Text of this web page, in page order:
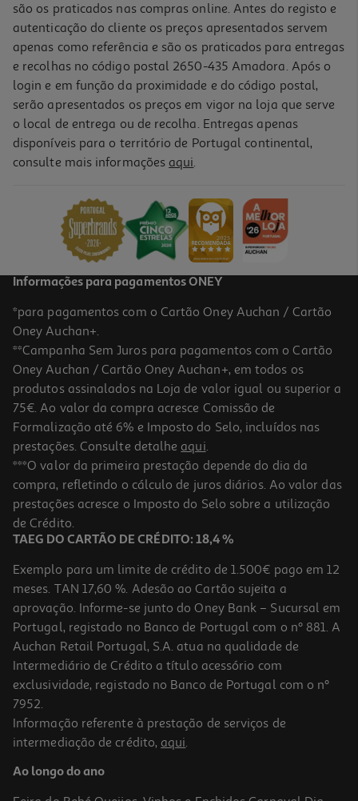
são os praticados nas compras online. Antes do registo e
autenticação do cliente os preços apresentados servem
apenas como referência e são os praticados para entregas
e recolhas no código postal 2650-435 Amadora. Após o
login e em função da proximidade e do código postal,
serão apresentados os preços em vigor na loja que serve
o local de entrega ou de recolha. Entregas apenas
disponíveis para o território de Portugal continental,
consulte mais informações aqui.
Informações para pagamentos ONEY
*para pagamentos com o Cartão Oney Auchan / Cartão
Oney Auchan+.
**Campanha Sem Juros para pagamentos com o Cartão
Oney Auchan / Cartão Oney Auchan+, em todos os
produtos assinalados na Loja de valor igual ou superior a
75€. Ao valor da compra acresce Comissão de
Formalização até 6% e Imposto do Selo, incluídos nas
prestações. Consulte detalhe aqui.
***O valor da primeira prestação depende do dia da
compra, refletindo o cálculo de juros diários. Ao valor das
prestações acresce o Imposto do Selo sobre a utilização
de Crédito.
TAEG DO CARTÃO DE CRÉDITO: 18,4 %
Exemplo para um limite de crédito de 1.500€ pago em 12
meses. TAN 17,60 %. Adesão ao Cartão sujeita a
aprovação. Informe-se junto do Oney Bank – Sucursal em
Portugal, registado no Banco de Portugal com o nº 881. A
Auchan Retail Portugal, S.A. atua na qualidade de
Intermediário de Crédito a título acessório com
exclusividade, registado no Banco de Portugal com o nº
7952.
Informação referente à prestação de serviços de
intermediação de crédito, aqui.
Ao longo do ano